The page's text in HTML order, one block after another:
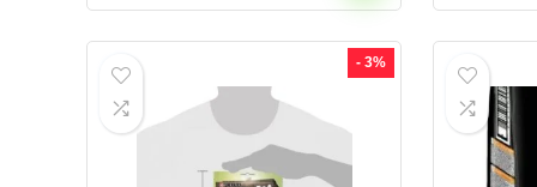
precio
€32.37.
- 3%